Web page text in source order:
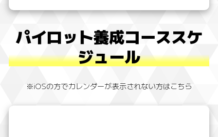
パイロット養成コーススケ
ジュール
※iOSの方でカレンダーが表示されない方はこちら